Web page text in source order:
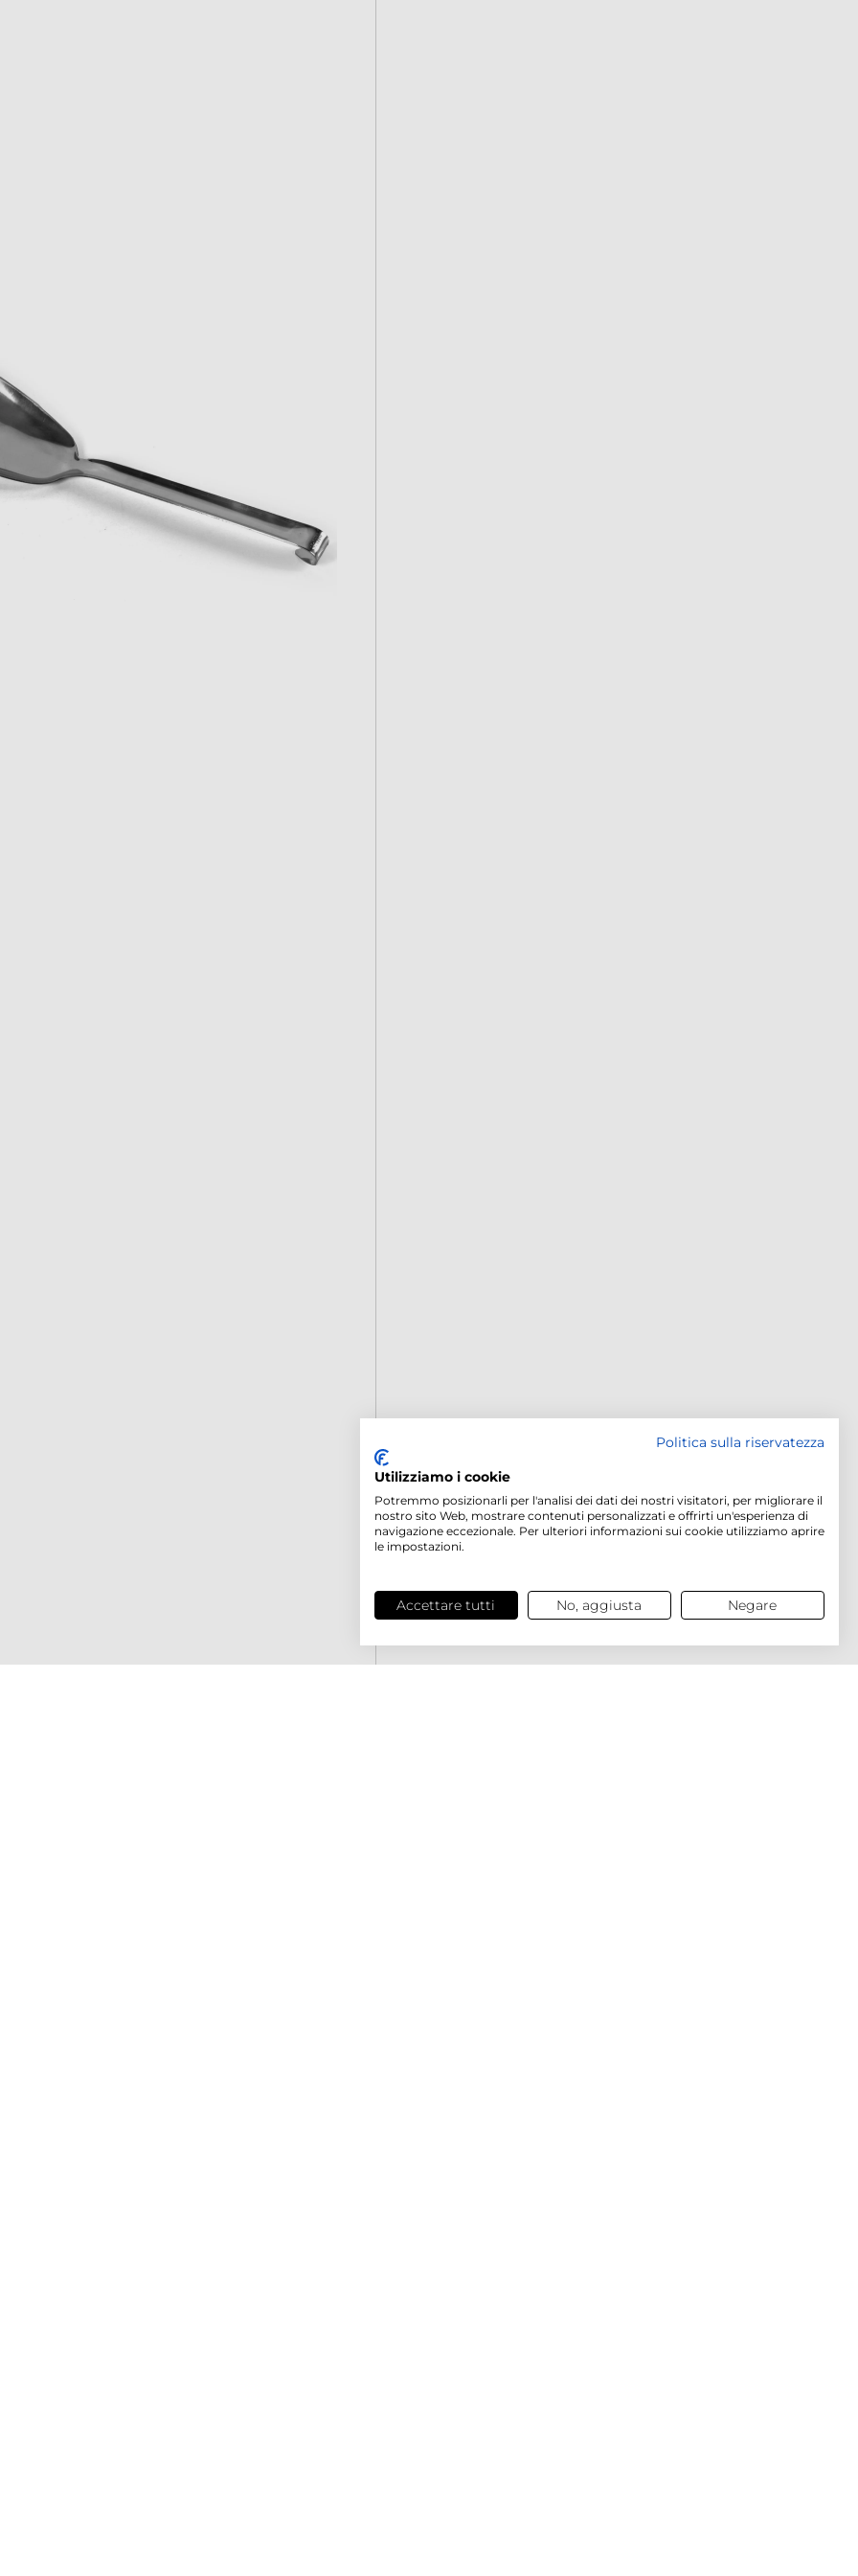
Politica sulla riservatezza
Utilizziamo i cookie
Potremmo posizionarli per l'analisi dei dati dei nostri visitatori, per migliorare il
nostro sito Web, mostrare contenuti personalizzati e offrirti un'esperienza di
navigazione eccezionale. Per ulteriori informazioni sui cookie utilizziamo aprire
le impostazioni.
Accettare tutti No, aggiusta Negare